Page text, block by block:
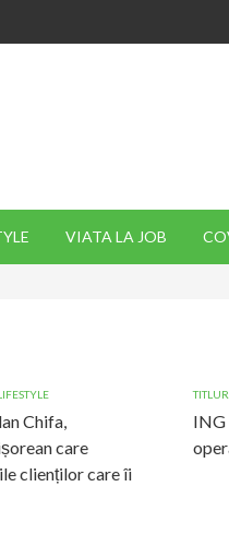
VIATA LA JOB
Chifa,
care
clienților care îi
ING